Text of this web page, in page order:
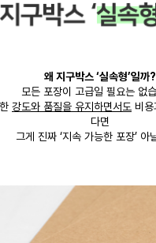
왜 지구박스 ‘실속형’일까?
모든 포장이 고급일 필요는 없
강도와 품질을 유지하면서도 비
다면
그게 진짜 ‘지속 가능한 포장’ 아